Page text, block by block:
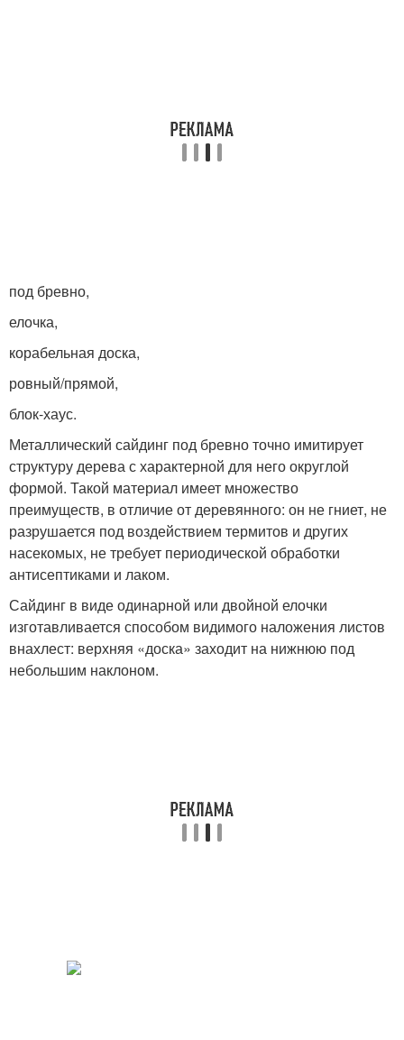
под бревно,
елочка,
корабельная доска,
ровный/прямой,
блок-хаус.
Металлический сайдинг под бревно точно имитирует
структуру дерева с характерной для него округлой
формой. Такой материал имеет множество
преимуществ, в отличие от деревянного: он не гниет, не
разрушается под воздействием термитов и других
насекомых, не требует периодической обработки
антисептиками и лаком.
Сайдинг в виде одинарной или двойной елочки
изготавливается способом видимого наложения листов
внахлест: верхняя «доска» заходит на нижнюю под
небольшим наклоном.